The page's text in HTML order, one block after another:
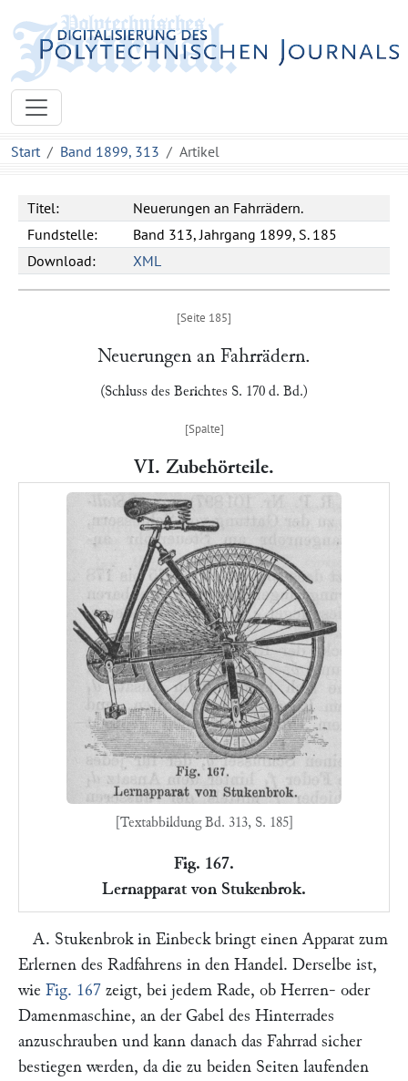
Start Band 1899, 313 Artikel
Titel:
Neuerungen an Fahrrädern.
Fundstelle:
Band 313, Jahrgang 1899, S. 185
Download:
XML
Neuerungen an Fahrrädern.
(Schluss des Berichtes S. 170 d. Bd.)
VI. Zubehörteile.
[Textabbildung Bd. 313, S. 185]
Fig. 167.
Lernapparat von Stukenbrok.
A. Stukenbrokin Einbeck bringt einen Apparat zum
Erlernen des Radfahrens in den Handel. Derselbe ist,
wie Fig. 167 zeigt, bei jedem Rade, ob Herren- oder
Damenmaschine, an der Gabel des Hinterrades
anzuschrauben und kann danach das Fahrrad sicher
bestiegen werden, da die zu beiden Seiten laufenden